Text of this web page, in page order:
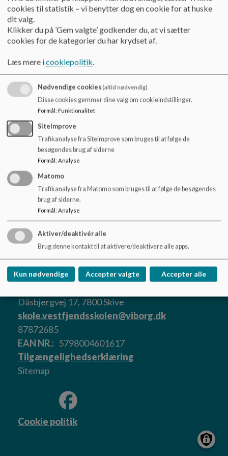
23.09.2024 Dagsorden og referat skolebestyrelsen.pdf
14.01.2025 Dagsorden og referat skolebestyrelsen (4).pdf
01.04.2025 Dagsorden skolebestyrelse.pdf
17.06.2025 Dagsorden skolebestyrelse skabelon.pdf
02.12.2025 Dagsorden og referat skolebestyrelse Vestfjendsskolen.pdf
Dåsbjergvej 17, 7800 Skive
skole.vestfjendsskolen@viborg.dk
87872685
EAN NR.
5798004601617
Tilgængelighedserklæring
Sitemap
Cookie politik
cookies til statistik – vi benytter dog en cookie for at huske
dit valg.
Klikker du på ’Gem valgte’ godkender du, at vi sætter
cookies for de kategorier du har krydset af.
Læs mere icookiepolitik.
Nødvendige cookies(altid nødvendig)
Disse cookies gemmer dine valg om cookieindstillinger.
Formål: Funktionalitet
SiteImprove
Trafikanalyse fra Siteimprove som bruges til at følge de
besøgendes brug af siderne
Formål: Analyse
Matomo
Trafikanalyse fra Matomo som bruges til at følge de besøgendes
brug af siderne.
Formål: Analyse
Aktiver/deaktivér alle
Brug denne kontakt til at aktivere/deaktivere alle apps.
Kun nødvendige Accepter valgte Accepter alle